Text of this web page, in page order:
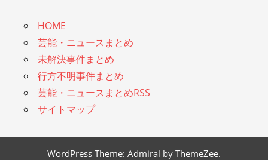
HOME
芸能・ニュースまとめ
未解決事件まとめ
行方不明事件まとめ
芸能・ニュースまとめRSS
サイトマップ
WordPress Theme: Admiral by ThemeZee.